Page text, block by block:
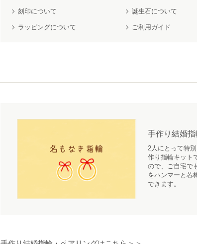
刻印について 誕生石について
ラッピングについて ご利用ガイド
手作り結婚
2人にとって特
作り指輪キット
ので、ご自宅で
をハンマーと芯
できます。